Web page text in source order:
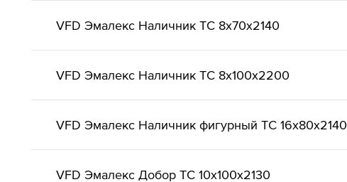
VFD Эмалекс Наличник ТС 8x70x2140
VFD Эмалекс Наличник ТС 8x100x2200
VFD Эмалекс Наличник фигурный ТС 16x80x2140
VFD Эмалекс Добор ТС 10x100x2130